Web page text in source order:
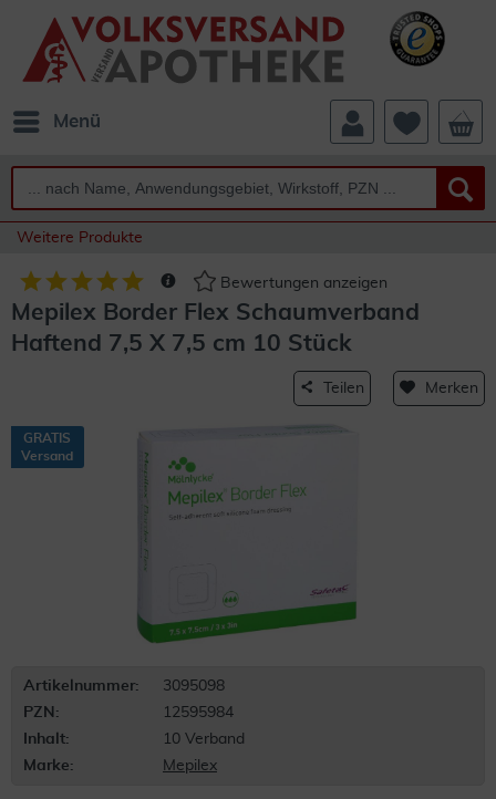
Menü
Weitere Produkte
Bewertungen anzeigen
Mepilex Border Flex Schaumverband
Haftend 7,5 X 7,5 cm 10 Stück
Teilen Merken
GRATIS
Versand
Artikelnummer:
3095098
PZN:
12595984
Inhalt:
10 Verband
Marke:
Mepilex